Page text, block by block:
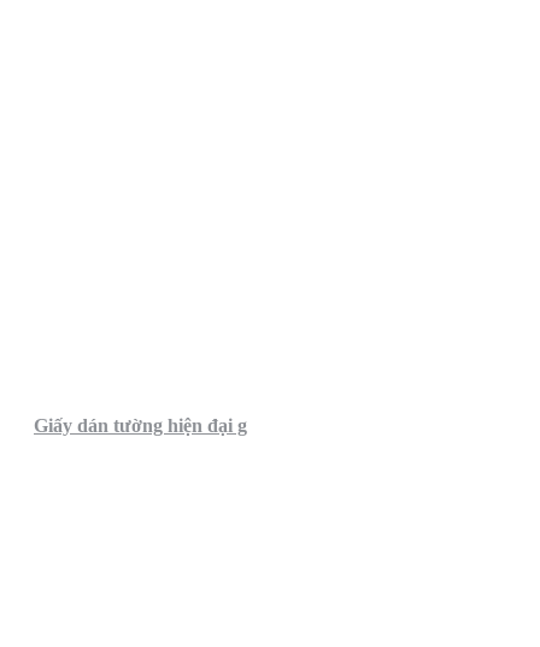
Giấy dán tường hiện đại g